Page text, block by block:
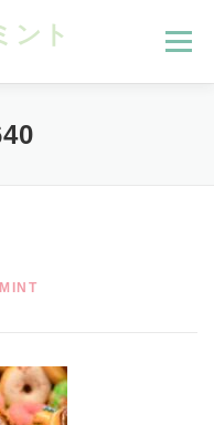
ント メニュー
）
よくある質問
問い合わせ